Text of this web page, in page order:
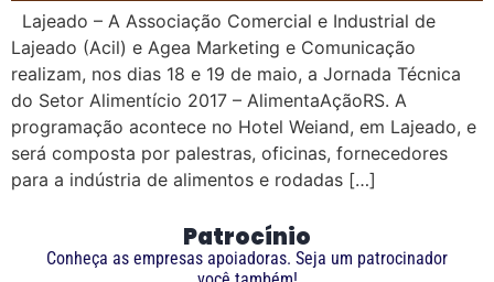
Lajeado – A Associação Comercial e Industrial de
Lajeado (Acil) e Agea Marketing e Comunicação
realizam, nos dias 18 e 19 de maio, a Jornada Técnica
do Setor Alimentício 2017 – AlimentaAçãoRS. A
programação acontece no Hotel Weiand, em Lajeado, e
será composta por palestras, oficinas, fornecedores
para a indústria de alimentos e rodadas […]
Patrocínio
Conheça as empresas apoiadoras. Seja um patrocinador